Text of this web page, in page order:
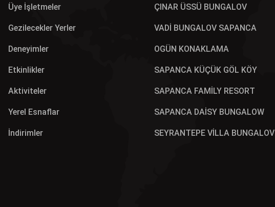
Üye İşletmeler
Gezilecekler Yerler
Deneyimler
Etkinlikler
Aktiviteler
Yerel Esnaflar
İndirimler
ÇINAR ÜSSÜ BUNGALOV
VADİ BUNGALOV SAPANCA
OGÜN KONAKLAMA
SAPANCA KÜÇÜK GÖL KÖY
SAPANCA FAMİLY RESORT
SAPANCA DAİSY BUNGALOW
SEYRANTEPE VİLLA BUNGALOV